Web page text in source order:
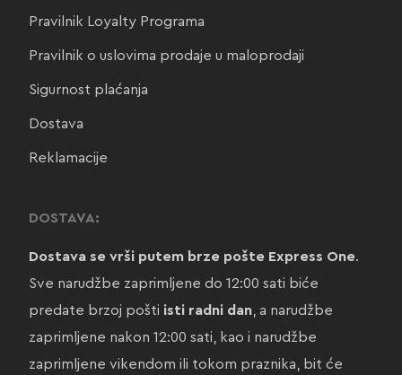
Pravilnik Loyalty Programa
Pravilnik o uslovima prodaje u maloprodaji
Sigurnost plaćanja
Dostava
Reklamacije
DOSTAVA:
Dostava se vrši putem brze pošte Express One.
Sve narudžbe zaprimljene do 12:00 sati biće
predate brzoj pošti isti radni dan, a narudžbe
zaprimljene nakon 12:00 sati, kao i narudžbe
zaprimljene vikendom ili tokom praznika, bit će